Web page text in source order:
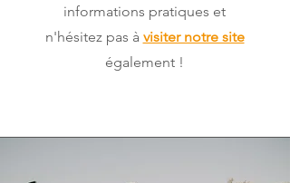
informations pratiques et
n'hésitez pas à visiter notre site
également !